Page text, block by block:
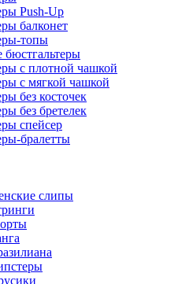
Push-Up
балконет
топы
с плотной чашкой
с мягкой чашкой
без косточек
без бретелек
спейсер
бралетты
слипы